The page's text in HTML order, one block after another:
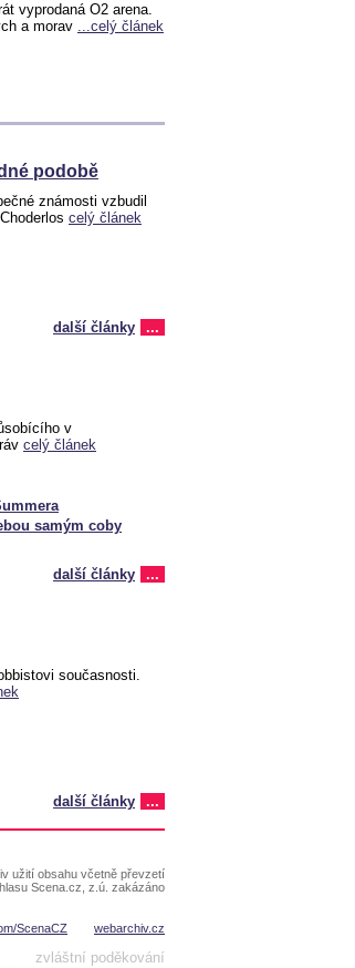
vyprodaná O2 arena.
a morav ...celý článek
podobě
známosti vzbudil
celý článek
další články
...
v
celý článek
samým coby
další články
...
současnosti.
další články
...
užití obsahu včetně převzetí
Scena.cz, z.ú. zakázáno
ScenaCZ webarchiv.cz
zvláštní poděkování